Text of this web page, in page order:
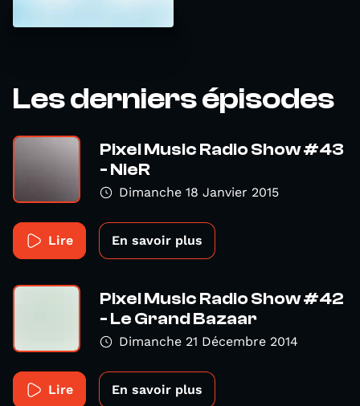
Les derniers épisodes
Pixel Music Radio Show #43
- NieR
Dimanche 18 Janvier 2015
Lire En savoir plus
Pixel Music Radio Show #42
- Le Grand Bazaar
Dimanche 21 Décembre 2014
Lire En savoir plus